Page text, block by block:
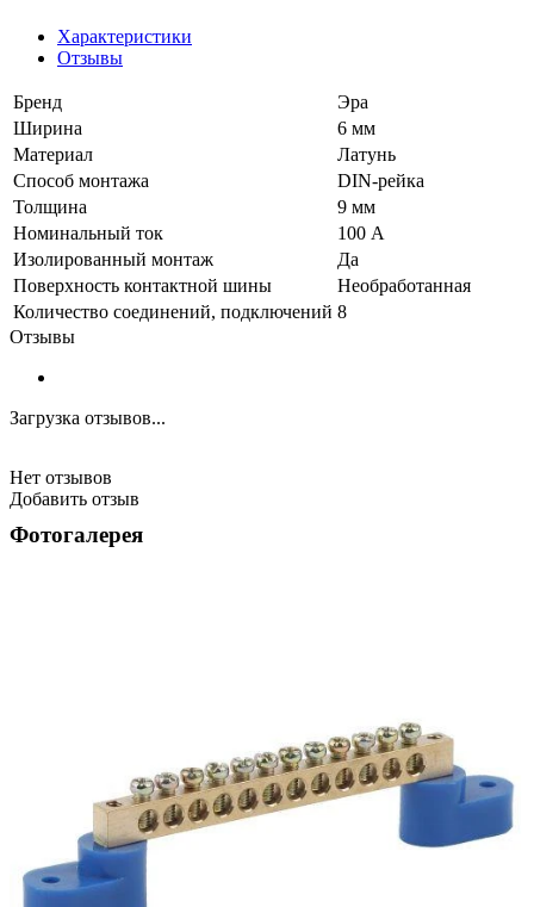
Характеристики
Отзывы
Бренд
Эра
Ширина
6 мм
Материал
Латунь
Способ монтажа
DIN-рейка
Толщина
9 мм
Номинальный ток
100 А
Изолированный монтаж
Да
Поверхность контактной шины
Необработанная
Количество соединений, подключений 8
Отзывы
Загрузка отзывов...
Нет отзывов
Добавить отзыв
Фотогалерея